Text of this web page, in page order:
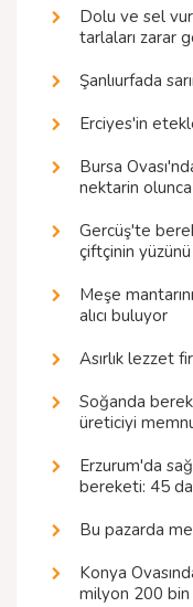
Dolu ve sel
tarlaları zarar
Şanlıurfada
Erciyes'in
Bursa
nektarin
Gercüş'te
çiftçinin
Meşe
alıcı buluyor
Asırlık lezzet
Soğanda
üreticiyi
Erzurum'da
bereketi: 45
Bu pazarda
Konya
milyon 200